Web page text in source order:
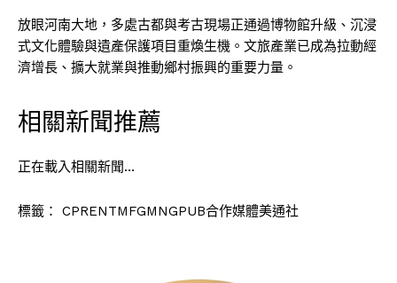
放眼河南大地，多處古都與考古現場正通過博物館升級、沉浸
式文化體驗與遺產保護項目重煥生機。文旅產業已成為拉動經
濟增長、擴大就業與推動鄉村振興的重要力量。
相關新聞推薦
正在載入相關新聞…
標籤： CPRENTMFGMNGPUB合作媒體美通社